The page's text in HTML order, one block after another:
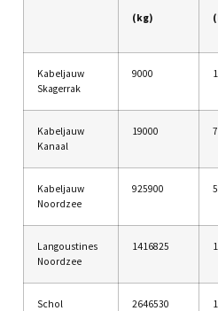
(kg)
Kabeljauw
Skagerrak
9000
Kabeljauw
Kanaal
19000
Kabeljauw
Noordzee
925900
Langoustines
Noordzee
1416825
Schol
2646530